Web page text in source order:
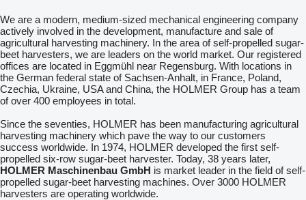
We are a modern, medium-sized mechanical engineering company
actively involved in the development, manufacture and sale of
agricultural harvesting machinery. In the area of self-propelled sugar-
beet harvesters, we are leaders on the world market. Our registered
offices are located in Eggmühl near Regensburg. With locations in
the German federal state of Sachsen-Anhalt, in France, Poland,
Czechia, Ukraine, USA and China, the HOLMER Group has a team
of over 400 employees in total.
Since the seventies, HOLMER has been manufacturing agricultural
harvesting machinery which pave the way to our customers
success worldwide. In 1974, HOLMER developed the first self-
propelled six-row sugar-beet harvester. Today, 38 years later,
HOLMER Maschinenbau GmbH is market leader in the field of self-
propelled sugar-beet harvesting machines. Over 3000 HOLMER
harvesters are operating worldwide.